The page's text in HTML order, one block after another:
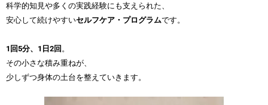
科学的知見や多くの実践経験にも支えられた、
安心して続けやすいセルフケア・プログラムです。
1 回5分、 1 日 2回 。
その小さな積み重ねが、
少しずつ身体の土台を整えていきます。